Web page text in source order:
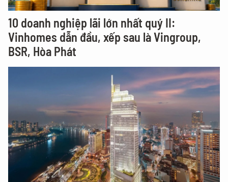
10 doanh nghiệp lãi lớn nhất quý II:
Vinhomes dẫn đầu, xếp sau là Vingroup,
BSR, Hòa Phát